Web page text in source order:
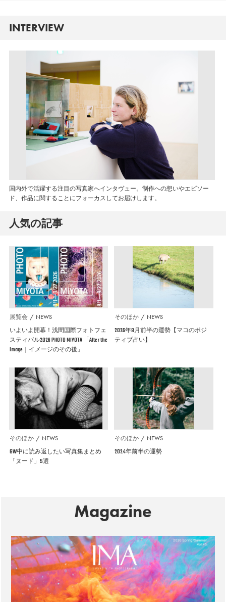
INTERVIEW
国内外で活躍する注目の写真家へインタヴュー。制作への想いやエピソー
ド、作品に関することにフォーカスしてお届けします。
人気の記事
展覧会 NEWS
いよいよ開幕！浅間国際フォトフェ
スティバル2026 PHOTO MIYOTA 「After the
Image｜イメージのその後」
そのほか NEWS
2026年8月前半の運勢【マコのポジ
ティブ占い】
そのほか NEWS
GW中に読み返したい写真集まとめ
「ヌード」5選
そのほか NEWS
2024年前半の運勢
Magazine